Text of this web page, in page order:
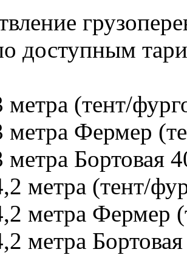
доступным
метра (тент/
метра Фермер
метра Бортовая
метра (тент/
метра Фермер
метра